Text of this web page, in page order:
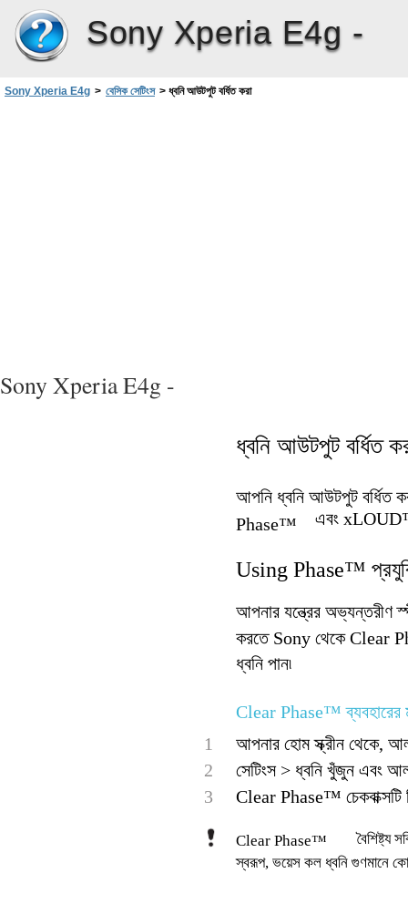
Sony Xperia E4g -
Sony Xperia E4g > বেসিক সেটিংস > ধ্বনি আউটপুট বর্ধিত করা
Sony Xperia E4g -
ধ্বনি আউটপুট বর্ধিত
আপনি ধ্বনি আউটপুট বর্ধিত
Phase™
এবং xLOUD™
Using Phase™
আপনার যন্ত্রের অভ্যন্তরীণ
করতে Sony থেকে Clear
ধ্বনি পান৷
Clear Phase™ ব্যবহারের
1
আপনার হোম স্ক্রীন থেকে,
2
সেটিংস > ধ্বনি খুঁজুন এবং
3
Clear Phase™ চেকবাক্সটি
Clear Phase™
বৈশিষ্ট্য
স্বরূপ, ভয়েস কল ধ্বনি গুণমানে